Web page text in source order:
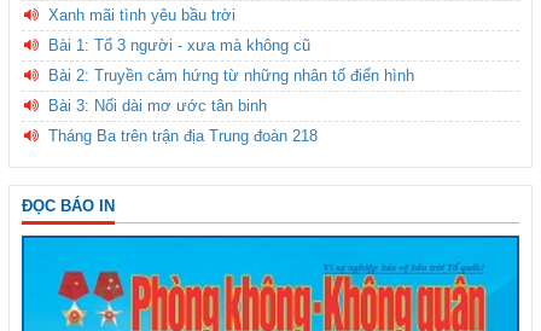
Xanh mãi tình yêu bầu trời
Bài 1: Tổ 3 người - xưa mà không cũ
Bài 2: Truyền cảm hứng từ những nhân tố điển hình
Bài 3: Nối dài mơ ước tân binh
Tháng Ba trên trận địa Trung đoàn 218
ĐỌC BÁO IN